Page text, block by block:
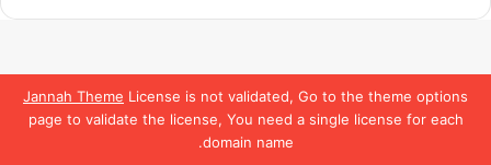
Jannah Theme License is not validated, Go to the theme options
page to validate the license, You need a single license for each
domain name.